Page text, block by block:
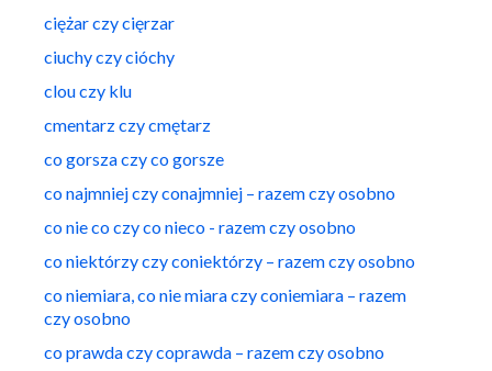
ciężar czy cięrzar
ciuchy czy cióchy
clou czy klu
cmentarz czy cmętarz
co gorsza czy co gorsze
co najmniej czy conajmniej – razem czy osobno
co nie co czy co nieco - razem czy osobno
co niektórzy czy coniektórzy – razem czy osobno
co niemiara, co nie miara czy coniemiara – razem
czy osobno
co prawda czy coprawda – razem czy osobno